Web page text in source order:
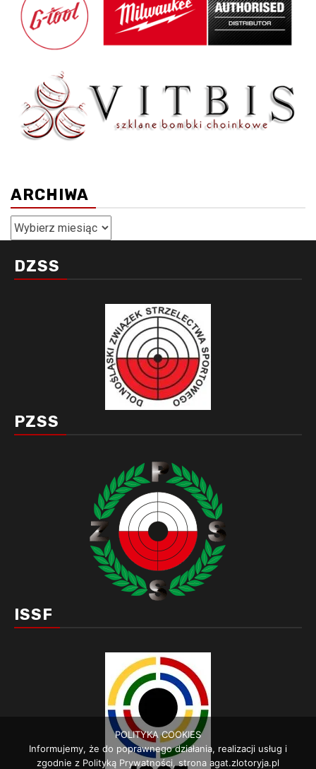
ARCHIWA
Archiwa
DZSS
PZSS
ISSF
POLITYKA COOKIES
Informujemy, że do poprawnego działania, realizacji usług i
zgodnie z Polityką Prywatności, strona agat.zlotoryja.pl